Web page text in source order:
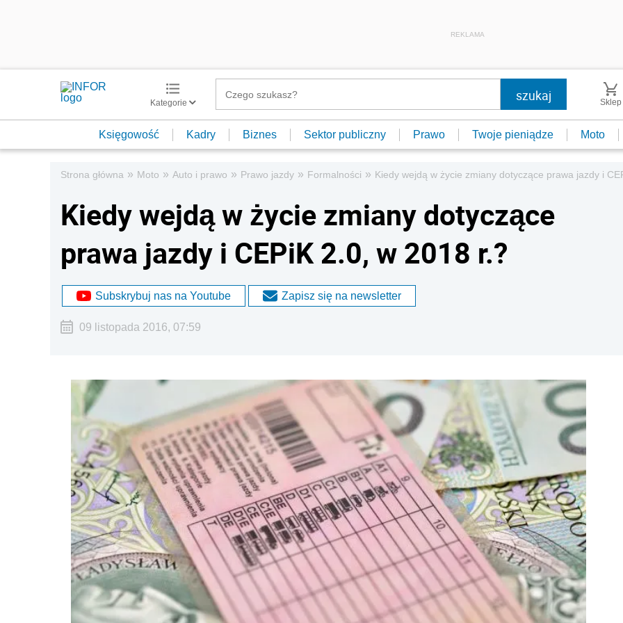
REKLAMA
Kategorie Sklep
Księgowość Kadry Biznes Sektor publiczny Prawo Twoje pieniądze Moto
Strona główna » Moto » Auto i prawo » Prawo jazdy » Formalności » Kiedy wejdą w życie zmiany dotyczące prawa jazdy i
Kiedy wejdą w życie zmiany dotyczące
prawa jazdy i CEPiK 2.0, w 2018 r.?
Subskrybuj nas na Youtube Zapisz się na newsletter
09 listopada 2016, 07:59